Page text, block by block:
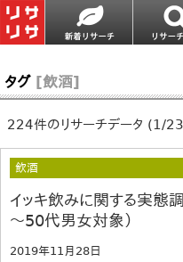
タグ [飲酒]
224件のリサーチデータ (1/
飲酒
イッキ飲みに関する実態
～50代男女対象）
2019年11月28日